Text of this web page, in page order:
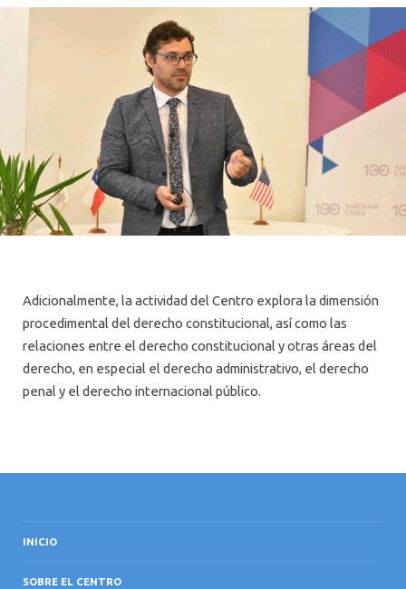
Adicionalmente, la actividad del Centro explora la dimensión
procedimental del derecho constitucional, así como las
relaciones entre el derecho constitucional y otras áreas del
derecho, en especial el derecho administrativo, el derecho
penal y el derecho internacional público.
INICIO
SOBRE EL CENTRO